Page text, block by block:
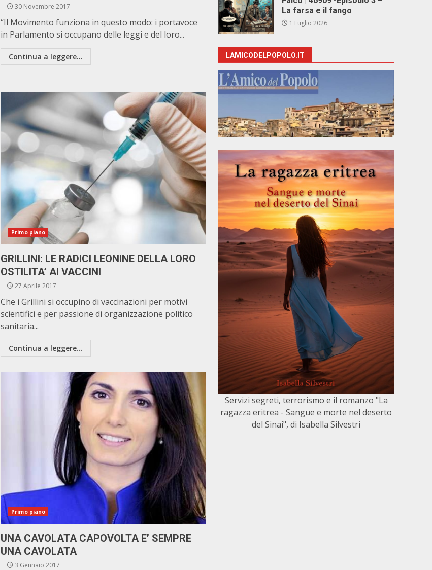
30 Novembre 2017
“Il Movimento funziona in questo modo: i portavoce
in Parlamento si occupano delle leggi e del loro...
Continua a leggere...
Primo piano
GRILLINI: LE RADICI LEONINE DELLA LORO
OSTILITA’ AI VACCINI
27 Aprile 2017
Che i Grillini si occupino di vaccinazioni per motivi
scientifici e per passione di organizzazione politico
sanitaria...
Continua a leggere...
Primo piano
UNA CAVOLATA CAPOVOLTA E’ SEMPRE
UNA CAVOLATA
3 Gennaio 2017
La farsa e il fango
1 Luglio 2026
LAMICODELPOPOLO.IT
Servizi segreti, terrorismo e il romanzo "La
ragazza eritrea - Sangue e morte nel deserto
del Sinai", di Isabella Silvestri